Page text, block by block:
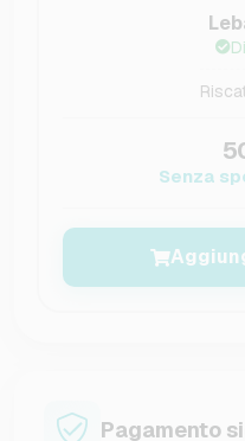
Senza
Pagamento